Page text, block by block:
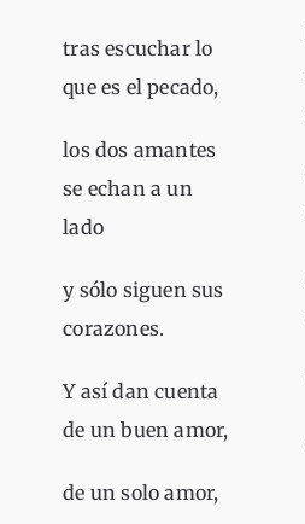
tras escuchar lo
que es el pecado,
los dos amantes
se echan a un
lado
y sólo siguen sus
corazones.
Y así dan cuenta
de un buen amor,
de un solo amor,